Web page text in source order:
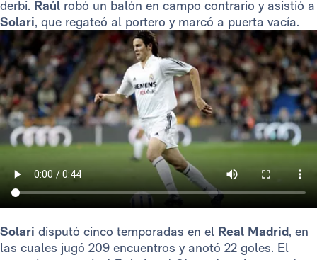
derbi. Raúl robó un balón en campo contrario y asistió a
Solari, que regateó al portero y marcó a puerta vacía.
Solari disputó cinco temporadas en el Real Madrid, en
las cuales jugó 209 encuentros y anotó 22 goles. El